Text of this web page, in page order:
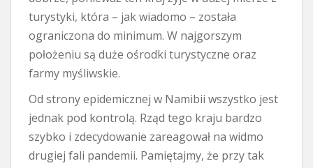
turystyki, która – jak wiadomo – została
ograniczona do minimum. W najgorszym
położeniu są duże ośrodki turystyczne oraz
farmy myśliwskie.
Od strony epidemicznej w Namibii wszystko jest
jednak pod kontrolą. Rząd tego kraju bardzo
szybko i zdecydowanie zareagował na widmo
drugiej fali pandemii. Pamiętajmy, że przy tak